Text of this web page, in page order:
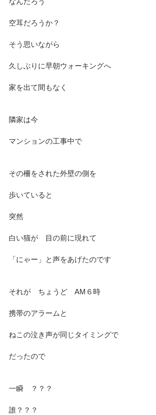
空耳だろうか？
そう思いながら
久しぶりに早朝ウォーキングへ
家を出て間もなく
隣家は今
マンションの工事中で
その柵をされた外壁の側を
歩いていると
突然
白い猫が　目の前に現れて
「にゃー」と声をあげたのです
それが　ちょうど　AM６時
携帯のアラームと
ねこの泣き声が同じタイミングで
だったので
一瞬　？？？
誰？？？